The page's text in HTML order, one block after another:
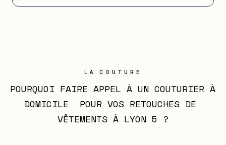
LA COUTURE
POURQUOI FAIRE APPEL À UN COUTURIER À
DOMICILE  POUR VOS RETOUCHES DE
VÊTEMENTS À LYON 5 ?